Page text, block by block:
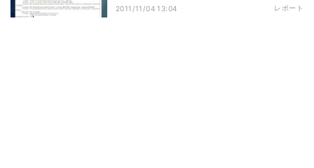
2011/11/04 13:04 レポート